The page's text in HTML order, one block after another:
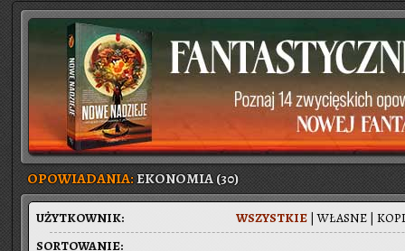
OPOWIADANIA:EKONOMIA (30)
WSZYST­KIE |WŁA­SNE |
UŻYT­KOW­NIK:
SOR­TO­WA­NIE: